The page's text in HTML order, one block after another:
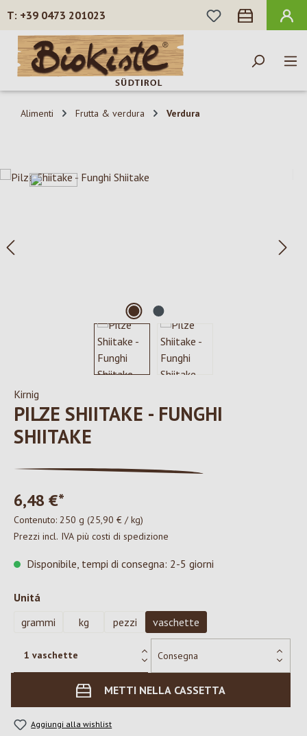
Passa al contenuto principale
+39 0473 201023
HAI 0 ARTICOLI
Alimenti Frutta & verdura Verdura
Salta la galleria di immagini
Kirnig
PILZE SHIITAKE - FUNGHI
SHIITAKE
6,48 €*
Contenuto: 250 g (25,90 € / kg)
Prezzi incl. IVA più costi di spedizione
Disponibile, tempi di consegna: 2-5 giorni
Seleziona
Unitá
grammi
kg pezzi vaschette
METTI NELLA CASSETTA
Aggiungi alla wishlist